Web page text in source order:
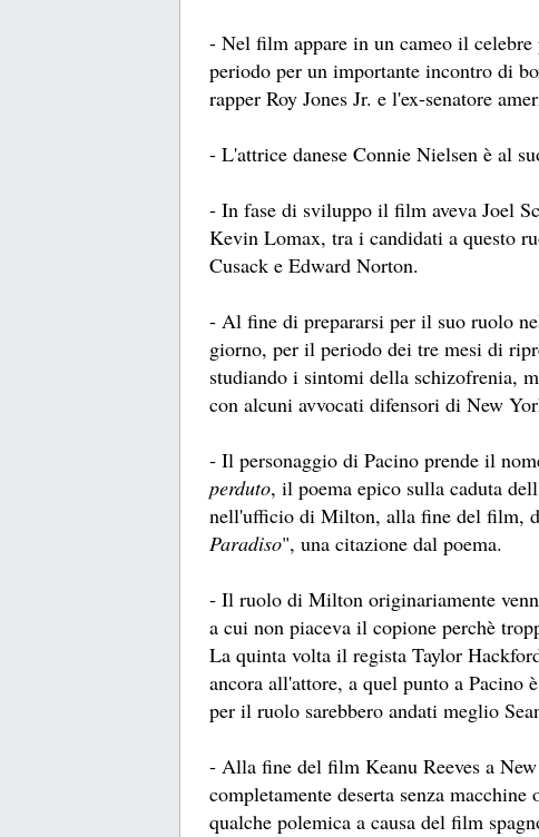
- Nel film appare in un cameo il
periodo per un importante incontro di
rapper Roy Jones Jr. e l'ex-senatore
- L'attrice danese Connie Nielsen è al
- In fase di sviluppo il film aveva Joel
Kevin Lomax, tra i candidati a questo
Cusack e Edward Norton.
- Al fine di prepararsi per il suo ruolo
giorno, per il periodo dei tre mesi di
studiando i sintomi della schizofrenia,
con alcuni avvocati difensori di New
- Il personaggio di Pacino prende il
perduto, il poema epico sulla caduta
nell'ufficio di Milton, alla fine del film,
Paradiso", una citazione dal poema.
- Il ruolo di Milton originariamente
a cui non piaceva il copione perchè
La quinta volta il regista Taylor
ancora all'attore, a quel punto a Pacino
per il ruolo sarebbero andati meglio
- Alla fine del film Keanu Reeves a
completamente deserta senza
qualche polemica a causa del film